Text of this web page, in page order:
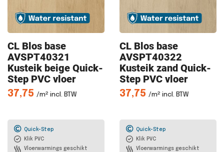
CL Blos base
AVSPT40321
Kusteik beige Quick-
Step PVC vloer
37,75 /m² incl. BTW
Quick-Step
Klik PVC
Vloerwarmings geschikt
CL Blos base
AVSPT40322
Kusteik zand Quick-
Step PVC vloer
37,75 /m² incl. BTW
Quick-Step
Klik PVC
Vloerwarmings geschikt